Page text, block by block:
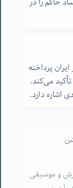
پرداخته
می‌کند.
دارد.
و موسیقی